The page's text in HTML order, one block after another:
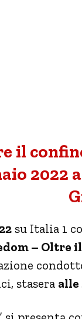
il
2022
su Italia 1
– Oltre
stasera alle